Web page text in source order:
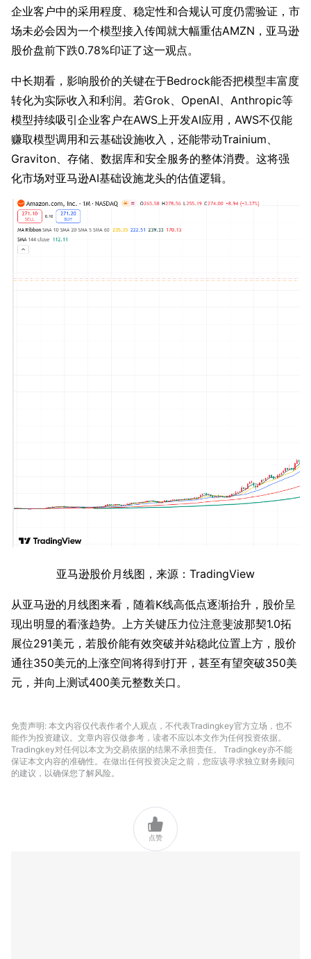
企业客户中的采用程度、稳定性和合规认可度仍需验证，市
场未必会因为一个模型接入传闻就大幅重估AMZN，亚马逊
股价盘前下跌0.78%印证了这一观点。
中长期看，影响股价的关键在于Bedrock能否把模型丰富度
转化为实际收入和利润。若Grok、OpenAI、Anthropic等
模型持续吸引企业客户在AWS上开发AI应用，AWS不仅能
赚取模型调用和云基础设施收入，还能带动Trainium、
Graviton、存储、数据库和安全服务的整体消费。这将强
化市场对亚马逊AI基础设施龙头的估值逻辑。
亚马逊股价月线图，来源：TradingView
从亚马逊的月线图来看，随着K线高低点逐渐抬升，股价呈
现出明显的看涨趋势。上方关键压力位注意斐波那契1.0拓
展位291美元，若股价能有效突破并站稳此位置上方，股价
通往350美元的上涨空间将得到打开，甚至有望突破350美
元，并向上测试400美元整数关口。
免责声明: 本文内容仅代表作者个人观点，不代表Tradingkey官方立场，也不
能作为投资建议。文章内容仅做参考，读者不应以本文作为任何投资依据。
Tradingkey对任何以本文为交易依据的结果不承担责任。 Tradingkey亦不能
保证本文内容的准确性。在做出任何投资决定之前，您应该寻求独立财务顾问
的建议，以确保您了解风险。

点赞